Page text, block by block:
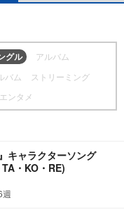
グル
アルバム
バム
ストリーミング
エンタメ
キャラクターソング
・KO・RE)